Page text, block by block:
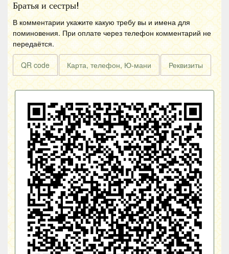
Братья и сестры!
В комментарии укажите какую требу вы и имена для
поминовения. При оплате через телефон комментарий не
передаётся.
QR code Карта, телефон, Ю-мани Реквизиты